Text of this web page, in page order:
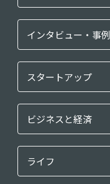
インタビュー・事例
スタートアップ
ビジネスと経済
ライフ